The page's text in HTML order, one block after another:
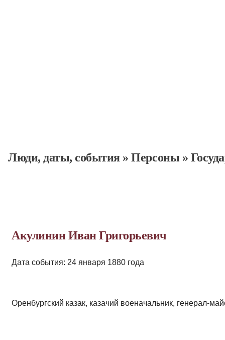
Люди, даты, cобытия»Персоны »
Акулинин Иван Григорьевич
Дата события: 24 января 1880 года
Оренбургский казак, казачий военачальник, генерал-